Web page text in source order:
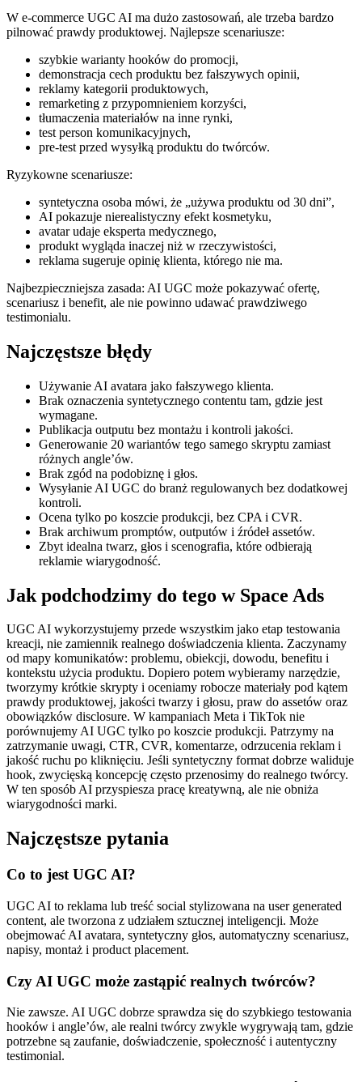
W e-commerce UGC AI ma dużo zastosowań, ale trzeba bardzo
pilnować prawdy produktowej. Najlepsze scenariusze:
szybkie warianty hooków do promocji,
demonstracja cech produktu bez fałszywych opinii,
reklamy kategorii produktowych,
remarketing z przypomnieniem korzyści,
tłumaczenia materiałów na inne rynki,
test person komunikacyjnych,
pre-test przed wysyłką produktu do twórców.
Ryzykowne scenariusze:
syntetyczna osoba mówi, że „używa produktu od 30 dni”,
AI pokazuje nierealistyczny efekt kosmetyku,
avatar udaje eksperta medycznego,
produkt wygląda inaczej niż w rzeczywistości,
reklama sugeruje opinię klienta, którego nie ma.
Najbezpieczniejsza zasada: AI UGC może pokazywać ofertę,
scenariusz i benefit, ale nie powinno udawać prawdziwego
testimonialu.
Najczęstsze błędy
Używanie AI avatara jako fałszywego klienta.
Brak oznaczenia syntetycznego contentu tam, gdzie jest
wymagane.
Publikacja outputu bez montażu i kontroli jakości.
Generowanie 20 wariantów tego samego skryptu zamiast
różnych angle’ów.
Brak zgód na podobiznę i głos.
Wysyłanie AI UGC do branż regulowanych bez dodatkowej
kontroli.
Ocena tylko po koszcie produkcji, bez CPA i CVR.
Brak archiwum promptów, outputów i źródeł assetów.
Zbyt idealna twarz, głos i scenografia, które odbierają
reklamie wiarygodność.
Jak podchodzimy do tego w Space Ads
UGC AI wykorzystujemy przede wszystkim jako etap testowania
kreacji, nie zamiennik realnego doświadczenia klienta. Zaczynamy
od mapy komunikatów: problemu, obiekcji, dowodu, benefitu i
kontekstu użycia produktu. Dopiero potem wybieramy narzędzie,
tworzymy krótkie skrypty i oceniamy robocze materiały pod kątem
prawdy produktowej, jakości twarzy i głosu, praw do assetów oraz
obowiązków disclosure. W kampaniach Meta i TikTok nie
porównujemy AI UGC tylko po koszcie produkcji. Patrzymy na
zatrzymanie uwagi, CTR, CVR, komentarze, odrzucenia reklam i
jakość ruchu po kliknięciu. Jeśli syntetyczny format dobrze waliduje
hook, zwycięską koncepcję często przenosimy do realnego twórcy.
W ten sposób AI przyspiesza pracę kreatywną, ale nie obniża
wiarygodności marki.
Najczęstsze pytania
Co to jest UGC AI?
UGC AI to reklama lub treść social stylizowana na user generated
content, ale tworzona z udziałem sztucznej inteligencji. Może
obejmować AI avatara, syntetyczny głos, automatyczny scenariusz,
napisy, montaż i product placement.
Czy AI UGC może zastąpić realnych twórców?
Nie zawsze. AI UGC dobrze sprawdza się do szybkiego testowania
hooków i angle’ów, ale realni twórcy zwykle wygrywają tam, gdzie
potrzebne są zaufanie, doświadczenie, społeczność i autentyczny
testimonial.